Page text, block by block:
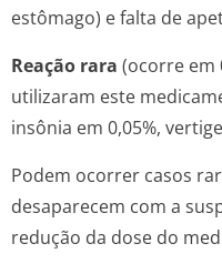
estômago) e falta de
Reação rara (ocorre em
utilizaram este
insônia em 0,05%,
Podem ocorrer casos
desaparecem com a
redução da dose do